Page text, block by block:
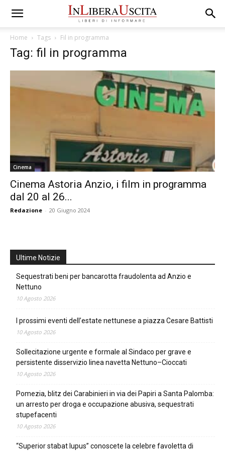
Home Tags Fil in programma
Tag: fil in programma
Cinema
Cinema Astoria Anzio, i film in programma
dal 20 al 26...
Redazione - 20 Giugno 2024
Ultime Notizie
Sequestrati beni per bancarotta fraudolenta ad Anzio e
Nettuno
10 Agosto 2026
I prossimi eventi dell’estate nettunese a piazza Cesare Battisti
10 Agosto 2026
Sollecitazione urgente e formale al Sindaco per grave e
persistente disservizio linea navetta Nettuno–Cioccati
10 Agosto 2026
Pomezia, blitz dei Carabinieri in via dei Papiri a Santa Palomba:
un arresto per droga e occupazione abusiva, sequestrati
stupefacenti
10 Agosto 2026
“Superior stabat lupus” conoscete la celebre favoletta di